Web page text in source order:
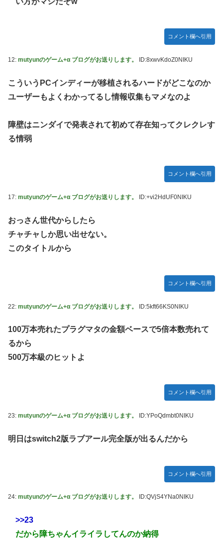
コメント欄へ引用
12: mutyunのゲーム+α ブログがお送りします。 ID:8xwvKdoZ0NIKU
こういうPCインディーが移植されるハードがどこなのか
ユーザーもよくわかってるし情報収集もマメなのよ
障壁はニンダイで発表されて初めて存在知ってクレクレす
る情弱
コメント欄へ引用
17: mutyunのゲーム+α ブログがお送りします。 ID:+vi2HdUF0NIKU
おっさん世代からしたら
チャチャしか思い出せない。
このタイトルから
コメント欄へ引用
22: mutyunのゲーム+α ブログがお送りします。 ID:5kft66KS0NIKU
100万本売れたプラグマタの金額ベースで5倍本数売れて
るから
500万本級のヒットよ
コメント欄へ引用
23: mutyunのゲーム+α ブログがお送りします。 ID:YPoQdmbt0NIKU
明日はswitch2版ラブアール完全版が出るんだから
コメント欄へ引用
24: mutyunのゲーム+α ブログがお送りします。 ID:QVjS4YNa0NIKU
>>23
だから障ちゃんイライラしてんのか納得